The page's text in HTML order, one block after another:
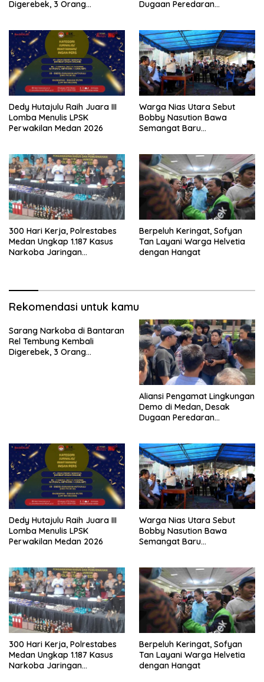
Digerebek, 3 Orang
Dugaan Peredaran
Dedy Hutajulu Raih Juara III
Lomba Menulis LPSK
Perwakilan Medan 2026
Warga Nias Utara Sebut
Bobby Nasution Bawa
Semangat Baru
300 Hari Kerja, Polrestabes
Medan Ungkap 1.187 Kasus
Narkoba Jaringan
Berpeluh Keringat, Sofyan
Tan Layani Warga Helvetia
dengan Hangat
Rekomendasi untuk kamu
Sarang Narkoba di Bantaran
Rel Tembung Kembali
Digerebek, 3 Orang
Aliansi Pengamat Lingkungan
Demo di Medan, Desak
Dugaan Peredaran
Dedy Hutajulu Raih Juara III
Lomba Menulis LPSK
Perwakilan Medan 2026
Warga Nias Utara Sebut
Bobby Nasution Bawa
Semangat Baru
300 Hari Kerja, Polrestabes
Medan Ungkap 1.187 Kasus
Narkoba Jaringan
Berpeluh Keringat, Sofyan
Tan Layani Warga Helvetia
dengan Hangat